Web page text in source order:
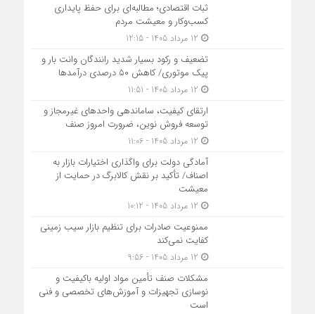
ثبات اقتصادی؛ مطالبه‌ای برای حفظ پایداری
کسب‌وکار و معیشت مردم
تضعیف و رکود بسیار شدید رانندگان وانت بار و
پیک موتوری/ کاهش ۵۰ درصدی درآمدها
ارتقای کیفیت، ساماندهی واحدهای غیرمجاز و
توسعه فروش نوین، ضرورت امروز صنف
آمادگی دولت برای واگذاری اختیارات بازار به
اصناف/ تأکید بر نقش کالابرگ در حمایت از
معیشت
ممنوعیت صادرات برای تنظیم بازار سیب زمینی
کفایت نمی‌کند
مشکلات صنف تأمین مواد اولیه باکیفیت و
نوسازی تجهیزات و آموزش‌های تخصصی و فنی
است